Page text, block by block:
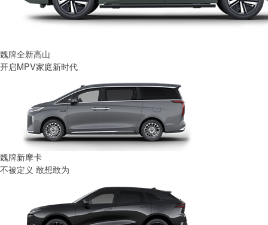
魏牌全新高山
开启MPV家庭新时代
魏牌新摩卡
不被定义 敢想敢为